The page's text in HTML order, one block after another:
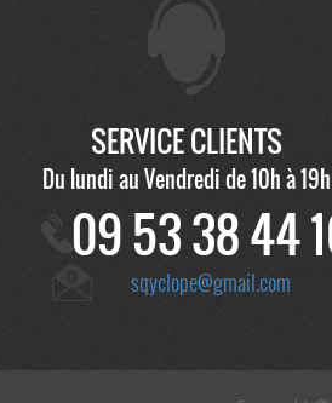
SERVICE CLIENTS
Du lundi au Vendredi de 10h à 19h
09 53 38 44
sqyclope@gmail.com